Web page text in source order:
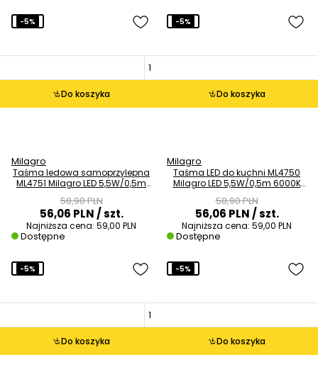
Do koszyka
-5%
Milagro
Taśma ledowa samoprzylepna
ML4751 Milagro LED 5,5W/0,5m
58,90 PLN
56,06 PLN/ szt.
Najniższa cena: 59,00 PLN
Dostępne
Do koszyka
-5%
Milagro
Taśma LED do kuchni ML4750
Milagro LED 5,5W/0,5m 6000K
58,90 PLN
56,06 PLN/ szt.
Najniższa cena: 59,00 PLN
Dostępne
Do koszyka
-5%
Do koszyka
-5%